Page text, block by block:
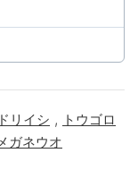
リイシ , トウゴロ
ガネウオ